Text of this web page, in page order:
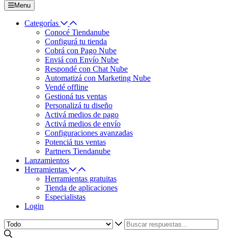
Menu
Categorías
Conocé Tiendanube
Configurá tu tienda
Cobrá con Pago Nube
Enviá con Envío Nube
Respondé con Chat Nube
Automatizá con Marketing Nube
Vendé offline
Gestioná tus ventas
Personalizá tu diseño
Activá medios de pago
Activá medios de envío
Configuraciones avanzadas
Potenciá tus ventas
Partners Tiendanube
Lanzamientos
Herramientas
Herramientas gratuitas
Tienda de aplicaciones
Especialistas
Login